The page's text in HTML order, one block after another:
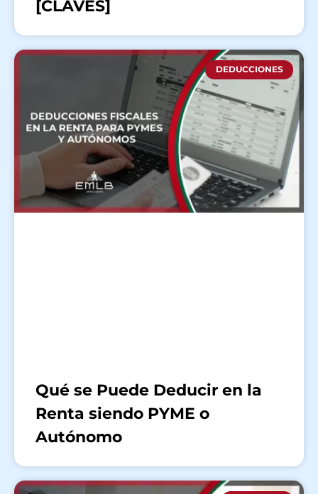
[CLAVES]
DEDUCCIONES
Qué se Puede Deducir en la
Renta siendo PYME o
Autónomo